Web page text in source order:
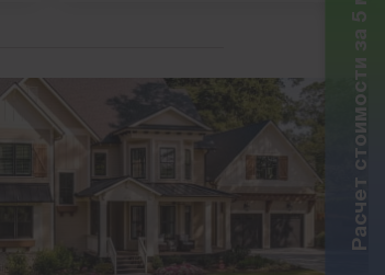
Расчет стоимости за 5 минут